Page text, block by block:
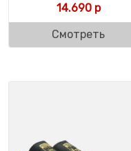
14.690р
Смотреть